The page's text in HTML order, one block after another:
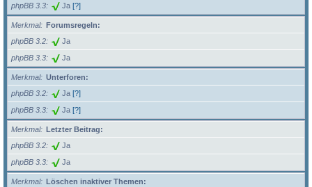
phpBB 3.3 Ja [?]
Merkmal
Forumsregeln:
phpBB 3.2
Ja
phpBB 3.3 Ja
Merkmal
Unterforen:
phpBB 3.2
Ja [?]
phpBB 3.3 Ja [?]
Merkmal
Letzter Beitrag:
phpBB 3.2
Ja
phpBB 3.3 Ja
Merkmal
Löschen inaktiver Themen: